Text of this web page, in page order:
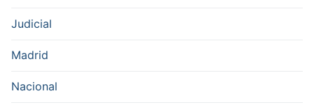
Judicial
Madrid
Nacional